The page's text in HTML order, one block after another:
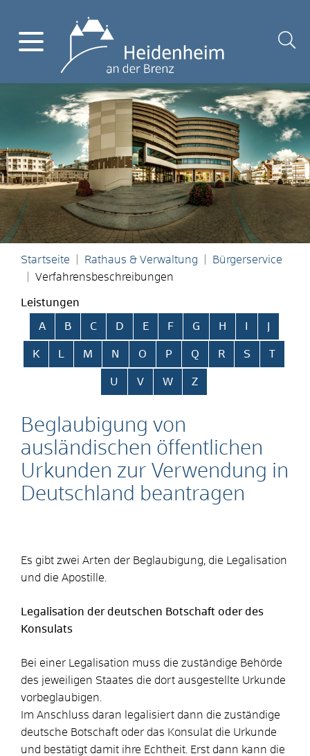
Startseite Rathaus & Verwaltung
Bürgerservice
Verfahrensbeschreibungen
Leistungen
Alphabetisches Register überspringen
A B C D E F G H
K L M N O P Q R S T
U V W Z
Beglaubigung von
ausländischen öffentlichen
Urkunden zur Verwendung in
Deutschland beantragen
Es gibt zwei Arten der Beglaubigung, die Legalisation
und die Apostille.
Legalisation der deutschen Botschaft oder des
Konsulats
Bei einer Legalisation muss die zuständige Behörde
des jeweiligen Staates die dort ausgestellte Urkunde
vorbeglaubigen.
Im Anschluss daran legalisiert dann die zuständige
deutsche Botschaft oder das Konsulat die Urkunde
und bestätigt damit ihre Echtheit. Erst dann kann die